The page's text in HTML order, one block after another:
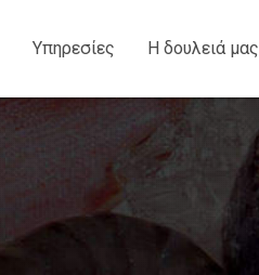
Υπηρεσίες Η δουλειά μας